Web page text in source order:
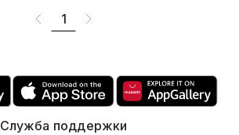
1
Служба поддержки